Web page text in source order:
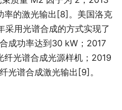
率的激光输出 [8] 。美国洛克
采用光谱合成的方式实现了
成功率达到30 kW；2017
光谱合成光源样机；2019
光谱合成激光输出 [9] 。